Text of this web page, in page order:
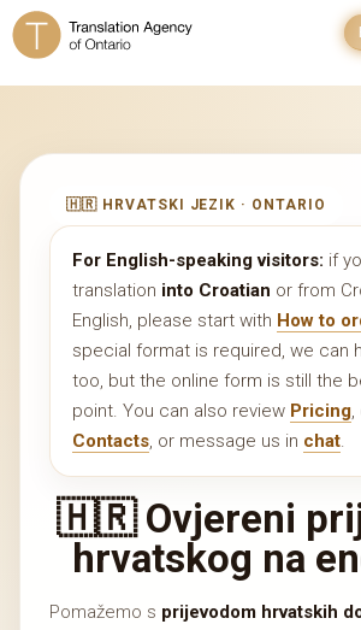
🇭🇷 HRVATSKI JEZIK · ONTARIO
For English-speaking visitors: if
translation into Croatian or from
English, please start with How to
special format is required, we can
too, but the online form is still the
point. You can also review Pricing,
Contacts, or message us in chat.
🇭🇷 Ovjereni
hrvatskog na
Pomažemo s prijevodom hrvatskih